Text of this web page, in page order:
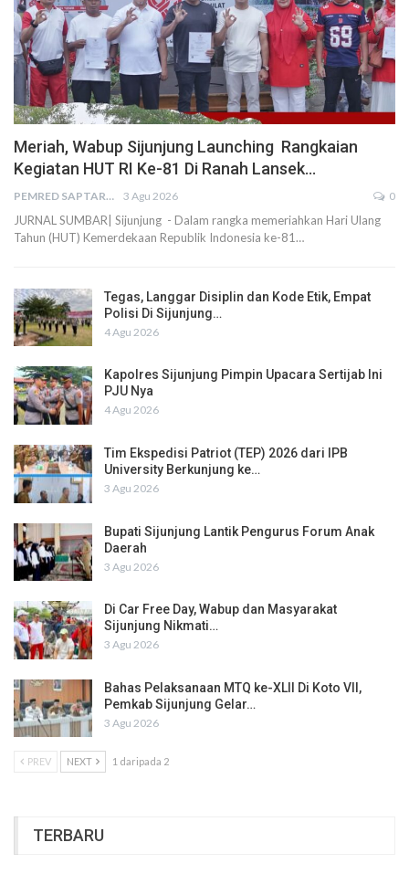
Meriah, Wabup Sijunjung Launching Rangkaian
Kegiatan HUT RI Ke-81 Di Ranah Lansek…
PEMRED SAPTARIUS 3 Agu 2026 0
JURNAL SUMBAR| Sijunjung - Dalam rangka memeriahkan Hari Ulang
Tahun (HUT) Kemerdekaan Republik Indonesia ke-81…
Tegas, Langgar Disiplin dan Kode Etik, Empat
Polisi Di Sijunjung…
4 Agu 2026
Kapolres Sijunjung Pimpin Upacara Sertijab Ini
PJU Nya
4 Agu 2026
Tim Ekspedisi Patriot (TEP) 2026 dari IPB
University Berkunjung ke…
3 Agu 2026
Bupati Sijunjung Lantik Pengurus Forum Anak
Daerah
3 Agu 2026
Di Car Free Day, Wabup dan Masyarakat
Sijunjung Nikmati…
3 Agu 2026
Bahas Pelaksanaan MTQ ke-XLII Di Koto VII,
Pemkab Sijunjung Gelar…
3 Agu 2026
PREV NEXT 1 daripada 2
TERBARU